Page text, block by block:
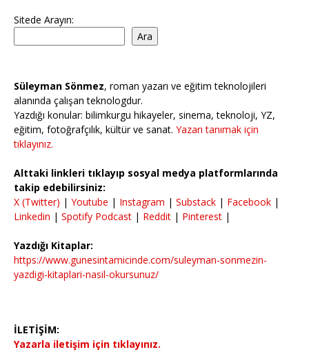
Sitede Arayın:
Ara
Süleyman Sönmez, roman yazarı ve eğitim teknolojileri
alanında çalışan teknologdur.
Yazdığı konular: bilimkurgu hikayeler, sinema, teknoloji, YZ,
eğitim, fotoğrafçılık, kültür ve sanat. Yazarı tanımak için
tıklayınız.
Alttaki linkleri tıklayıp sosyal medya platformlarında
takip edebilirsiniz:
X (Twitter) | Youtube | Instagram | Substack | Facebook |
Linkedin | Spotify Podcast | Reddit | Pinterest |
Yazdığı Kitaplar:
https://www.gunesintamicinde.com/suleyman-sonmezin-
yazdigi-kitaplari-nasil-okursunuz/
İLETİŞİM:
Yazarla iletişim için tıklayınız.